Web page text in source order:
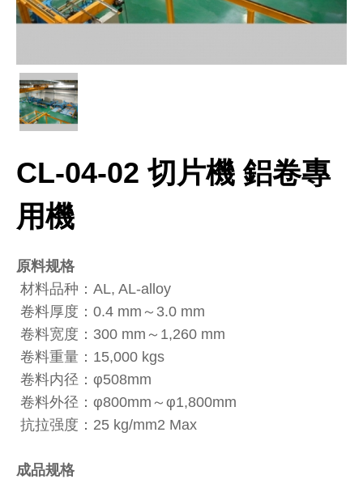
CL-04-02 切片機 鋁卷專
用機
原料规格
材料品种：AL, AL-alloy
卷料厚度：0.4 mm～3.0 mm
卷料宽度：300 mm～1,260 mm
卷料重量：15,000 kgs
卷料内径：φ508mm
卷料外径：φ800mm～φ1,800mm
抗拉强度：25 kg/mm2 Max
成品规格